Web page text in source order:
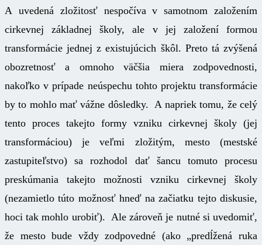
A uvedená zložitosť nespočíva v samotnom založením
cirkevnej základnej školy, ale v jej založení formou
transformácie jednej z existujúcich škôl. Preto tá zvýšená
obozretnosť a omnoho väčšia miera zodpovednosti,
nakoľko v prípade neúspechu tohto projektu transformácie
by to mohlo mať vážne dôsledky. A napriek tomu, že celý
tento proces takejto formy vzniku cirkevnej školy (jej
transformáciou) je veľmi zložitým, mesto (mestské
zastupiteľstvo) sa rozhodol dať šancu tomuto procesu
preskúmania takejto možnosti vzniku cirkevnej školy
(nezamietlo túto možnosť hneď na začiatku tejto diskusie,
hoci tak mohlo urobiť). Ale zároveň je nutné si uvedomiť,
že mesto bude vždy zodpovedné (ako „predĺžená ruka